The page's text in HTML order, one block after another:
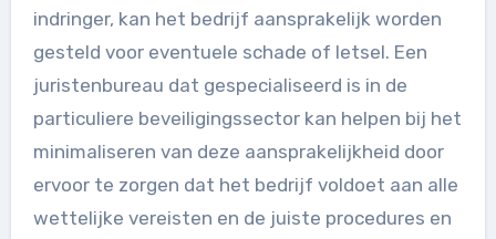
indringer, kan het bedrijf aansprakelijk worden
gesteld voor eventuele schade of letsel. Een
juristenbureau dat gespecialiseerd is in de
particuliere beveiligingssector kan helpen bij het
minimaliseren van deze aansprakelijkheid door
ervoor te zorgen dat het bedrijf voldoet aan alle
wettelijke vereisten en de juiste procedures en